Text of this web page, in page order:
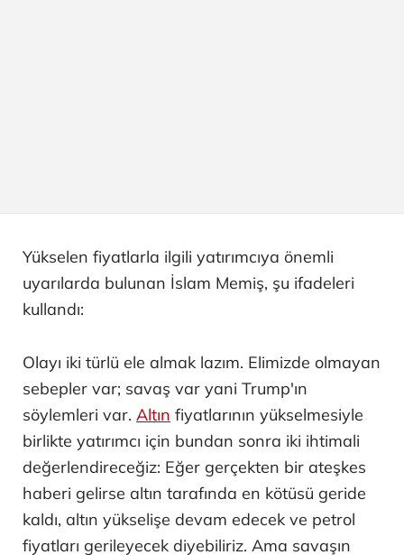
Yükselen fiyatlarla ilgili yatırımcıya önemli
uyarılarda bulunan İslam Memiş, şu ifadeleri
kullandı:
Olayı iki türlü ele almak lazım. Elimizde olmayan
sebepler var; savaş var yani Trump'ın
söylemleri var. Altın fiyatlarının yükselmesiyle
birlikte yatırımcı için bundan sonra iki ihtimali
değerlendireceğiz: Eğer gerçekten bir ateşkes
haberi gelirse altın tarafında en kötüsü geride
kaldı, altın yükselişe devam edecek ve petrol
fiyatları gerileyecek diyebiliriz. Ama savaşın